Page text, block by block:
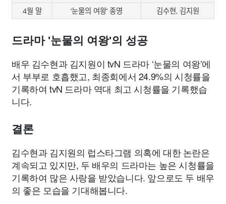
4월 말
‘눈물의 여왕’ 종영 김수현, 김지원
드라마 '눈물의 여왕'의 성공
배우 김수현과 김지원이 tvN 드라마 ‘눈물의 여왕’에
서 부부로 호흡했고, 최종회에서 24.9%의 시청률을
기록하여 tvN 드라마 역대 최고 시청률을 기록했습
니다.
결론
김수현과 김지원의 럽스타그램 의혹에 대한 논란은
계속되고 있지만, 두 배우의 드라마는 높은 시청률을
기록하여 많은 사랑을 받았습니다. 앞으로도 두 배우
의 좋은 모습을 기대해봅니다.